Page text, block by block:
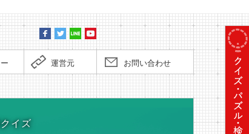
運営元 お問い合わせ
イズ